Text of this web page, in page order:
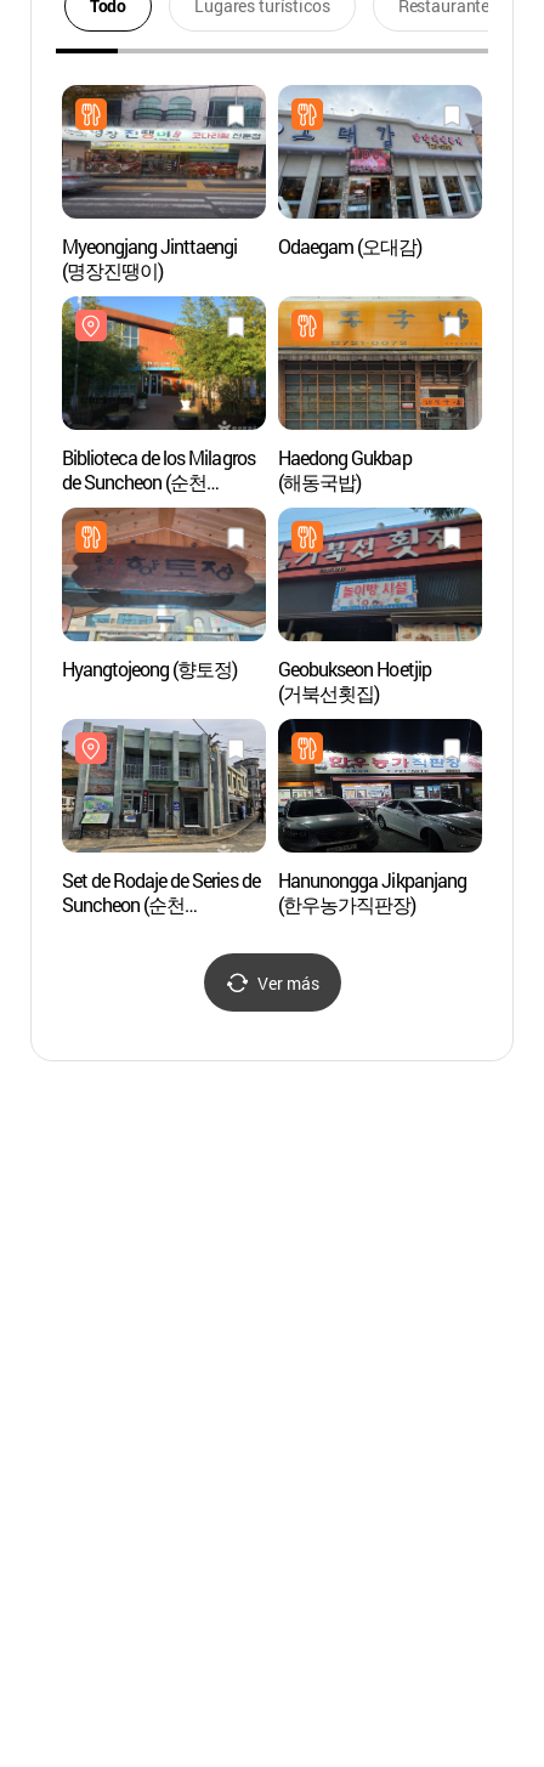
Todo Lugares turísticos Restaurantes
Myeongjang Jinttaengi
(명장진땡이)
Odaegam (오대감)
Biblioteca de los Milagros
de Suncheon (순천
기적의도서관)
Haedong Gukbap
(해동국밥)
Hyangtojeong (향토정)
Geobukseon Hoetjip
(거북선횟집)
Set de Rodaje de Series de
Suncheon (순천
Hanunongga Jikpanjang
(한우농가직판장)
Ver más